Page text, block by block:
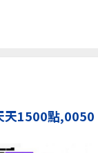
天1500點,0050